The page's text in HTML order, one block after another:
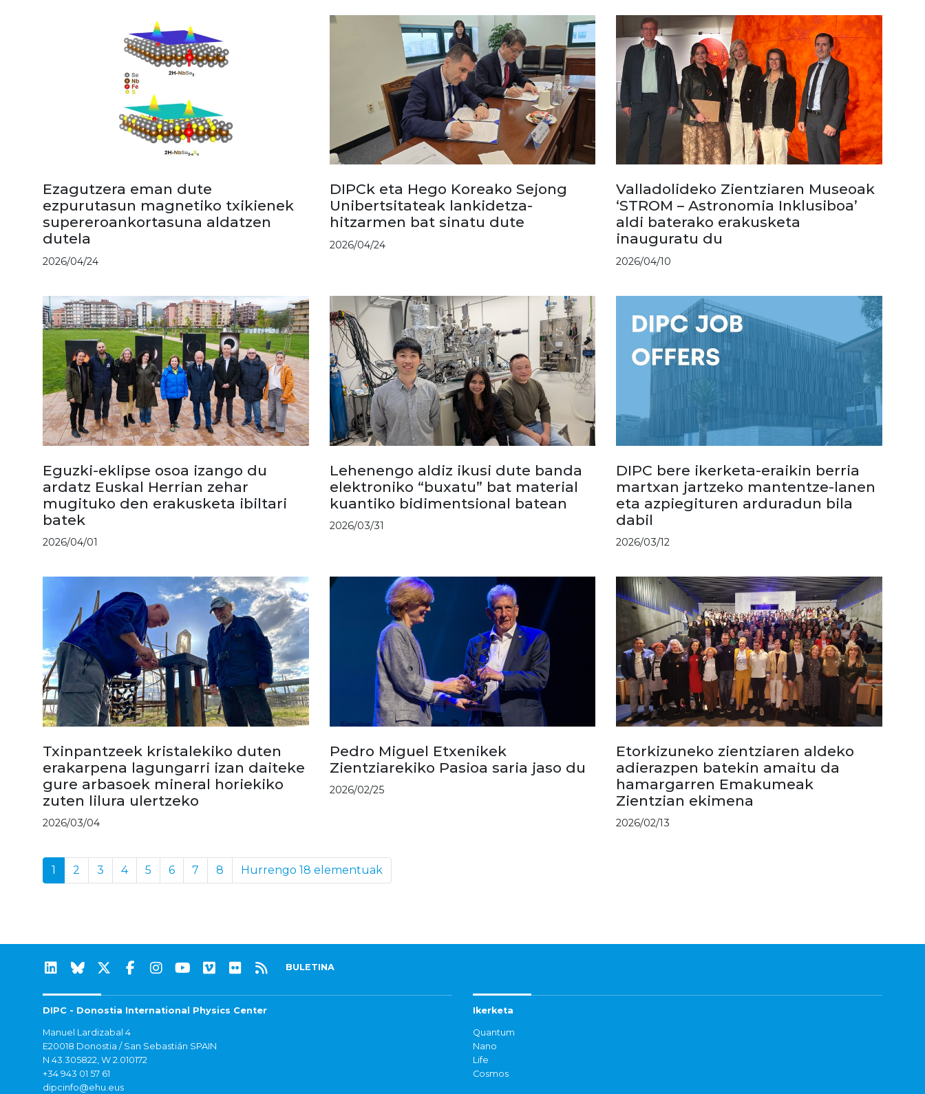
Ezagutzera eman dute
ezpurutasun magnetiko txikienek
supereroankortasuna aldatzen
dutela
2026/04/24
DIPCk eta Hego Koreako Sejong
Unibertsitateak lankidetza-
hitzarmen bat sinatu dute
2026/04/24
Valladolideko Zientziaren Museoak
‘STROM – Astronomia Inklusiboa’
aldi baterako erakusketa
inauguratu du
2026/04/10
Eguzki-eklipse osoa izango du
ardatz Euskal Herrian zehar
mugituko den erakusketa ibiltari
batek
2026/04/01
Lehenengo aldiz ikusi dute banda
elektroniko “buxatu” bat material
kuantiko bidimentsional batean
2026/03/31
DIPC bere ikerketa-eraikin berria
martxan jartzeko mantentze-lanen
eta azpiegituren arduradun bila
dabil
2026/03/12
Txinpantzeek kristalekiko duten
erakarpena lagungarri izan daiteke
gure arbasoek mineral horiekiko
zuten lilura ulertzeko
2026/03/04
Pedro Miguel Etxenikek
Zientziarekiko Pasioa saria jaso du
2026/02/25
Etorkizuneko zientziaren aldeko
adierazpen batekin amaitu da
hamargarren Emakumeak
Zientzian ekimena
2026/02/13
1 2 3 4 5 6 7 8 Hurrengo 18 elementuak
BULETINA
DIPC - Donostia International Physics Center
Manuel Lardizabal 4
E20018 Donostia / San Sebastián SPAIN
N 43.305822, W 2.010172
+34 943 01 57 61
dipcinfo@ehu.eus
Ikerketa
Quantum
Nano
Life
Cosmos